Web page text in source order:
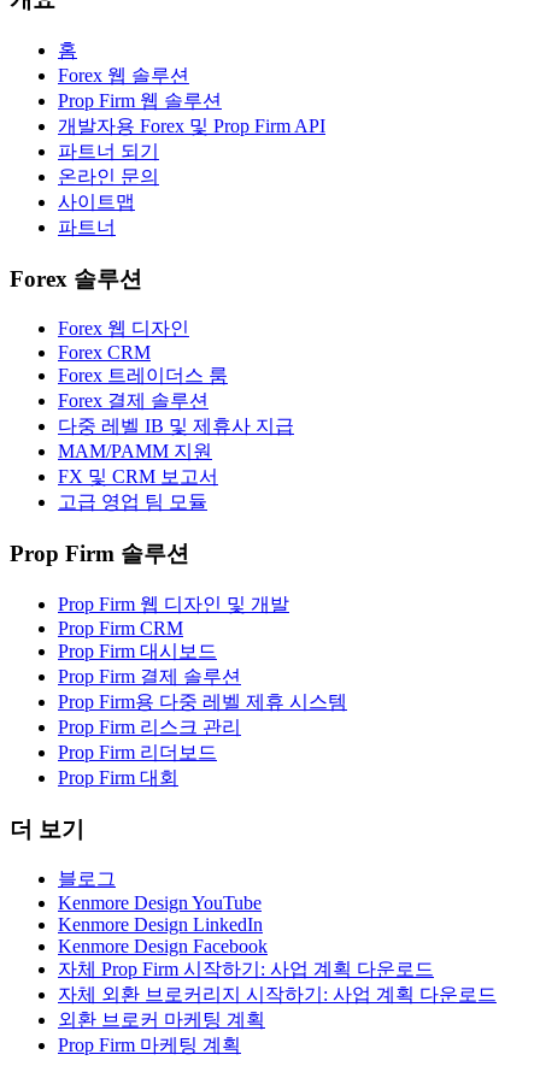
홈
Forex 웹 솔루션
Prop Firm 웹 솔루션
개발자용 Forex 및 Prop Firm API
파트너 되기
온라인 문의
사이트맵
파트너
Forex 솔루션
Forex 웹 디자인
Forex CRM
Forex 트레이더스 룸
Forex 결제 솔루션
다중 레벨 IB 및 제휴사 지급
MAM/PAMM 지원
FX 및 CRM 보고서
고급 영업 팀 모듈
Prop Firm 솔루션
Prop Firm 웹 디자인 및 개발
Prop Firm CRM
Prop Firm 대시보드
Prop Firm 결제 솔루션
Prop Firm용 다중 레벨 제휴 시스템
Prop Firm 리스크 관리
Prop Firm 리더보드
Prop Firm 대회
더 보기
블로그
Kenmore Design YouTube
Kenmore Design LinkedIn
Kenmore Design Facebook
자체 Prop Firm 시작하기: 사업 계획 다운로드
자체 외환 브로커리지 시작하기: 사업 계획 다운로드
외환 브로커 마케팅 계획
Prop Firm 마케팅 계획